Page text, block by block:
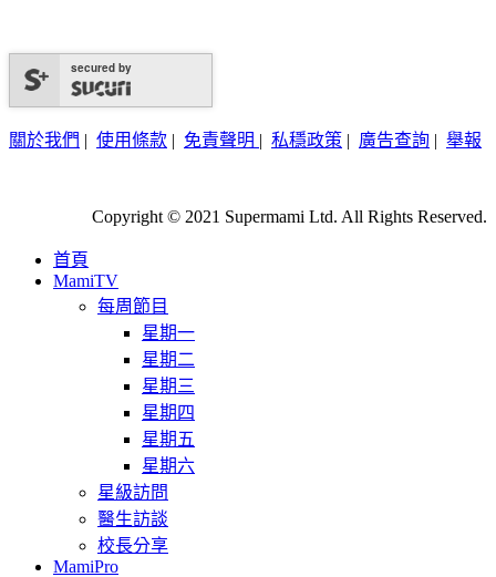
secured by
關於我們 | 使用條款 | 免責聲明 | 私穩政策 | 廣告查詢 | 舉報
Copyright © 2021 Supermami Ltd. All Rights Reserved.
首頁
MamiTV
每周節目
星期一
星期二
星期三
星期四
星期五
星期六
星級訪問
醫生訪談
校長分享
MamiPro